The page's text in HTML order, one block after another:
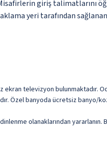
giriş talimatlarını
yeri tarafından
ekran televizyon
Özel banyoda ücretsiz banyo/
olanaklarından